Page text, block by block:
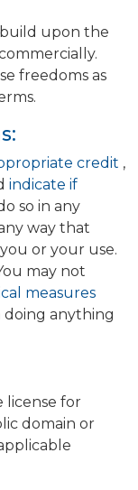
upon the
freedoms as
credit ,
indicate if
so in any
way that
or your use.
may not
measures
anything
license for
domain or